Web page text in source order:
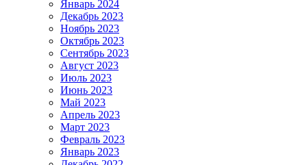
Январь 2024
Декабрь 2023
Ноябрь 2023
Октябрь 2023
Сентябрь 2023
Август 2023
Июль 2023
Июнь 2023
Май 2023
Апрель 2023
Март 2023
Февраль 2023
Январь 2023